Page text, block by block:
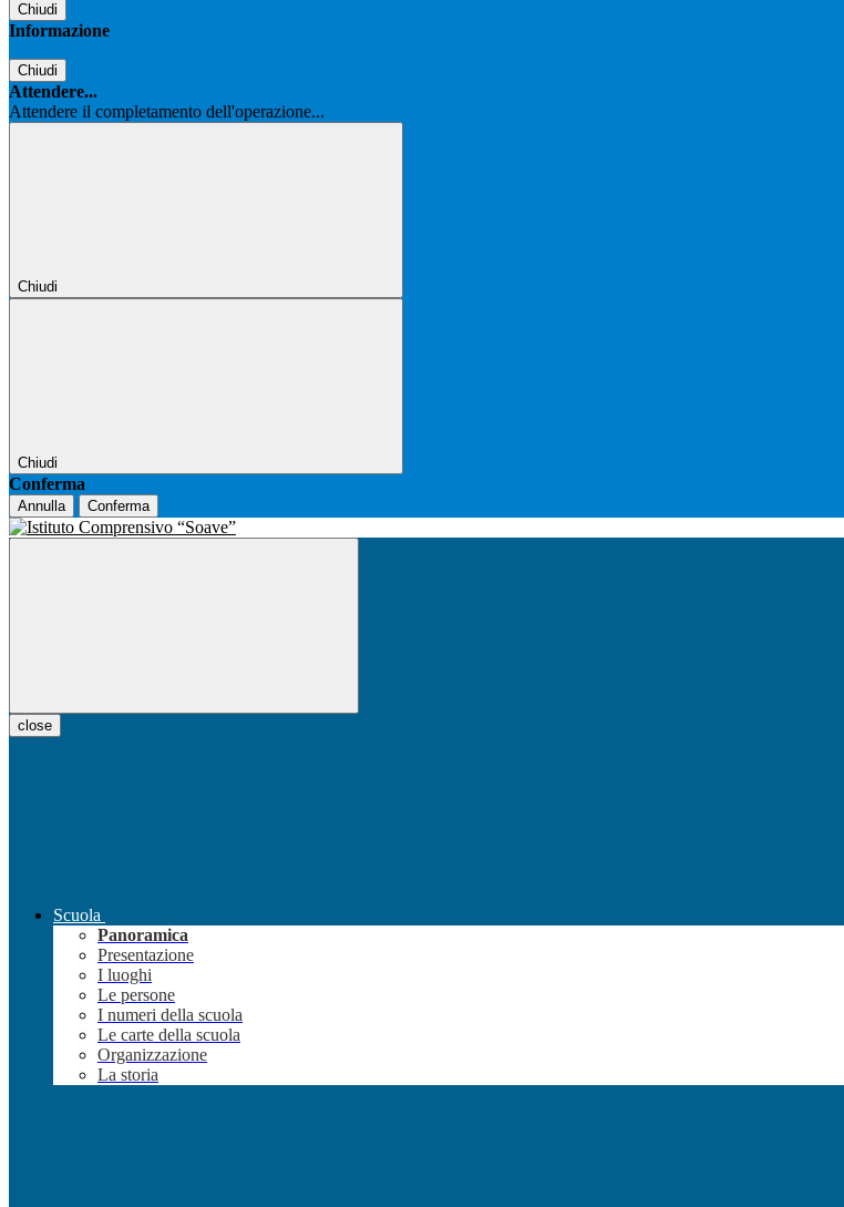
Chiudi
Informazione
Chiudi
Attendere...
Attendere il completamento dell'operazione...
Chiudi
Chiudi
Conferma
Annulla Conferma
close
Scuola
Panoramica
Presentazione
I luoghi
Le persone
I numeri della scuola
Le carte della scuola
Organizzazione
La storia